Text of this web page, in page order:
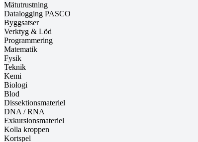
Mätutrustning
Datalogging PASCO
Byggsatser
Verktyg & Löd
Programmering
Matematik
Fysik
Teknik
Kemi
Biologi
Blod
Dissektionsmateriel
DNA / RNA
Exkursionsmateriel
Kolla kroppen
Kortspel